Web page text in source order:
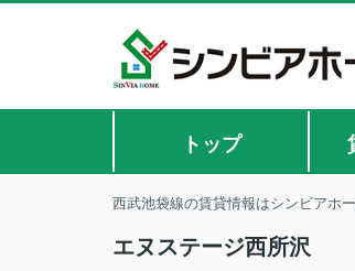
トップ
西武池袋線の賃貸情報はシンビアホ
エヌステージ西所沢